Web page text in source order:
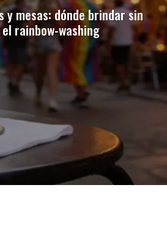
y mesas: dónde brindar sin
rainbow-washing